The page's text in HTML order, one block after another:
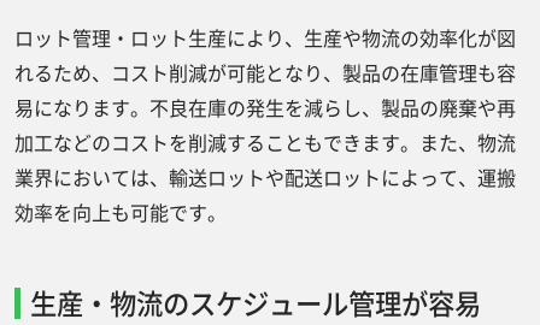
ロット管理・ロット生産により、生産や物流の効率化が図
れるため、コスト削減が可能となり、製品の在庫管理も容
易になります。不良在庫の発生を減らし、製品の廃棄や再
加工などのコストを削減することもできます。また、物流
業界においては、輸送ロットや配送ロットによって、運搬
効率を向上も可能です。
生産・物流のスケジュール管理が容易